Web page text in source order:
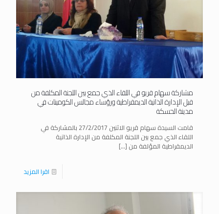
مشاركة سهام قريو في اللقاء الذي جمع بين اللجنة المكلفة من
قبل الإدارة الذاتية الديمقراطية ورؤساء مجالس الكومينات في
مدينة الحسكة
قامت السيدة سهام قريو الاثنين 27/2/2017 بالمشاركة في
اللقاء الذي جمع بين اللجنة المكلفة من الإدارة الذاتية
الديمقراطية المؤلفة من […]
اقرا المزيد